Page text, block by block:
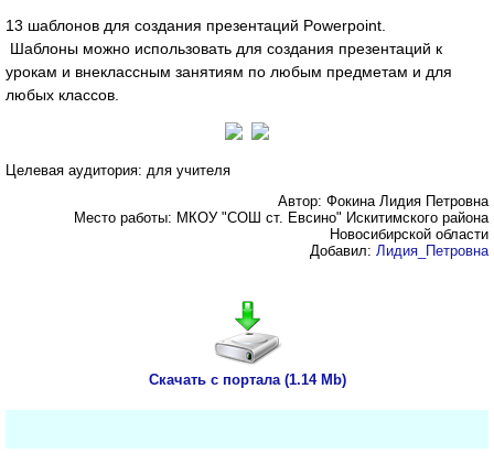
13 шаблонов для создания презентаций Powerpoint.
Шаблоны можно использовать для создания презентаций к
урокам и внеклассным занятиям по любым предметам и для
любых классов.
Целевая аудитория: для учителя
Автор: Фокина Лидия Петровна
Место работы: МКОУ "СОШ ст. Евсино" Искитимского района
Новосибирской области
Добавил: Лидия_Петровна
Скачать с портала (1.14 Mb)